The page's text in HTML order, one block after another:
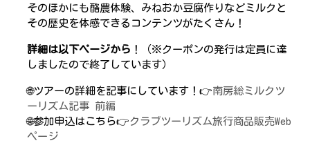
そのほかにも酪農体験、みねおか豆腐作りなどミルクと
その歴史を体感できるコンテンツがたくさん！
詳細は以下ページから ！（※クーポンの発行は定員に達
しましたので終了しています）
🌐ツアーの詳細を記事にしています！👉南房総ミルクツ
ーリズム記事 前編
🌐参加申込はこちら👉クラブツーリズム旅行商品販売Web
ページ